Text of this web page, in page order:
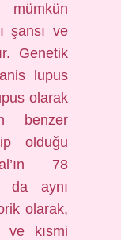
şansı ve
Genetik
lupus
olarak
benzer
olduğu
78
da aynı
olarak,
ve kısmi